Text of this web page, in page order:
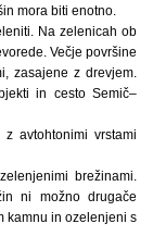
mora biti enotno.
Na zelenicah ob
Večje površine
zasajene z drevjem.
in cesto Semič–
avtohtonimi vrstami
brežinami.
ni možno drugače
kamnu in ozelenjeni s